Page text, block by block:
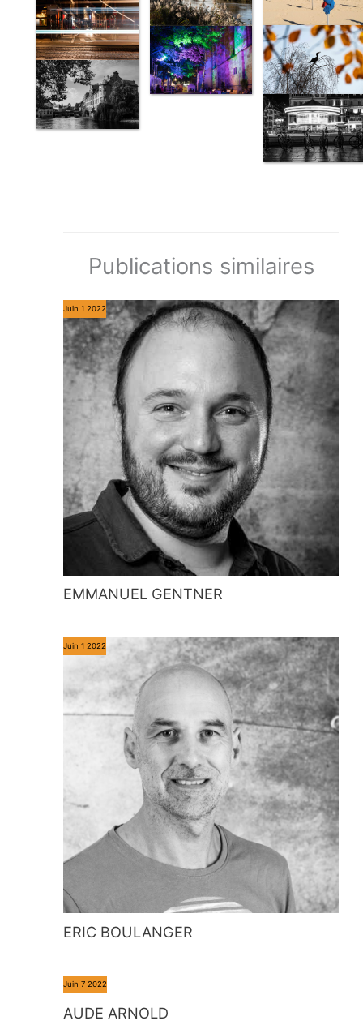
Publications similaires
Juin 1 2022
EMMANUEL GENTNER
Juin 1 2022
ERIC BOULANGER
Juin 7 2022
AUDE ARNOLD